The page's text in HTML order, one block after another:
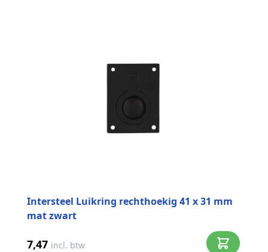
Intersteel Luikring rechthoekig 41 x 31 mm
mat zwart
7,47 incl. btw